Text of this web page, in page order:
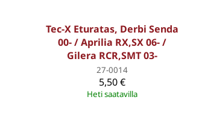
Tec-X Eturatas, Derbi Senda
00- / Aprilia RX,SX 06- /
Gilera RCR,SMT 03-
27-0014
5,50 €
Heti saatavilla